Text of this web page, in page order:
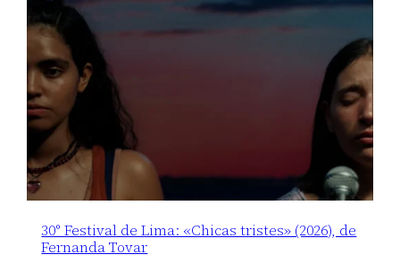
30° Festival de Lima: «Chicas tristes» (2026), de
Fernanda Tovar